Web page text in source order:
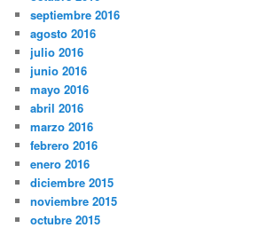
septiembre 2016
agosto 2016
julio 2016
junio 2016
mayo 2016
abril 2016
marzo 2016
febrero 2016
enero 2016
diciembre 2015
noviembre 2015
octubre 2015